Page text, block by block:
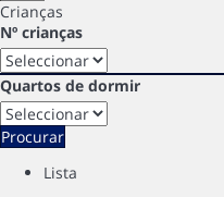
Crianças
Nº crianças
Quartos de dormir
Procurar
Lista